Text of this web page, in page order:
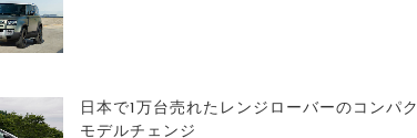
日本で1万台売れたレンジローバーのコンパ
モデルチェンジ